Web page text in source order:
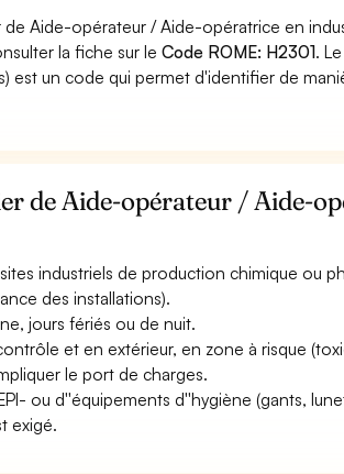
Aide-opérateur / Aide-opératrice en
la fiche sur leCode ROME: H2301.
est un code qui permet d'identifier de
de Aide-opérateur / Aide-
industriels de production chimique ou
des installations).
jours fériés ou de nuit.
et en extérieur, en zone à risque
le port de charges.
ou d''équipements d''hygiène (gants,
exigé.